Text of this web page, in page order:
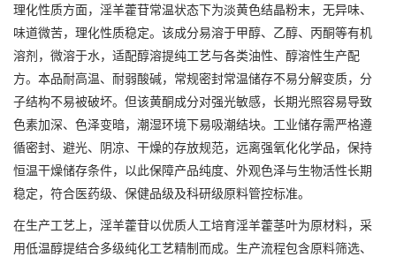
理化性质方面，淫羊藿苷常温状态下为淡黄色结晶粉末，无异味、
味道微苦，理化性质稳定。该成分易溶于甲醇、乙醇、丙酮等有机
溶剂，微溶于水，适配醇溶提纯工艺与各类油性、醇溶性生产配
方。本品耐高温、耐弱酸碱，常规密封常温储存不易分解变质，分
子结构不易被破坏。但该黄酮成分对强光敏感，长期光照容易导致
色素加深、色泽变暗，潮湿环境下易吸潮结块。工业储存需严格遵
循密封、避光、阴凉、干燥的存放规范，远离强氧化化学品，保持
恒温干燥储存条件，以此保障产品纯度、外观色泽与生物活性长期
稳定，符合医药级、保健品级及科研级原料管控标准。
在生产工艺上，淫羊藿苷以优质人工培育淫羊藿茎叶为原材料，采
用低温醇提结合多级纯化工艺精制而成。生产流程包含原料筛选、